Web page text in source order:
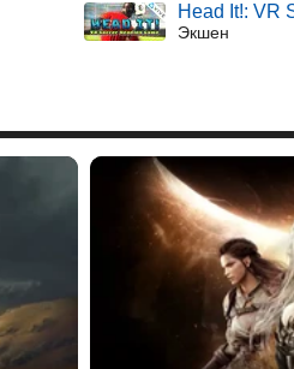
Head It!: VR
Экшен